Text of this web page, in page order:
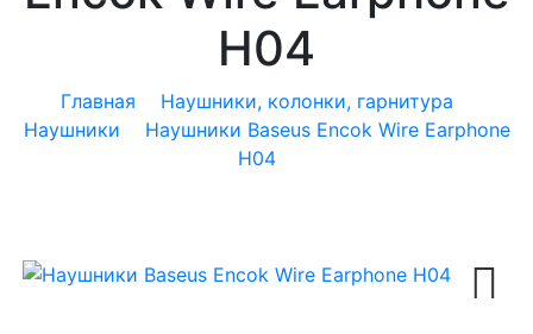
H04
Главная
Наушники, колонки, гарнитура
Наушники
Наушники Baseus Encok Wire Earphone
H04